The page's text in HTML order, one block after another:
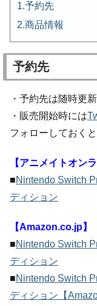
予約先
商品情報
予約先
・予約先は随時更
・販売開始時には
フォローしておくと
【アニメイトオン
■Nintendo Switch
ディション
【Amazon.co.jp】
■Nintendo Switch
ディション
■Nintendo Switch
ディション【